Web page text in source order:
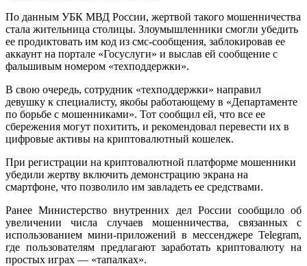
По данным УБК МВД России, жертвой такого мошенничества
стала жительница столицы. Злоумышленники смогли убедить
ее продиктовать им код из смс-сообщения, заблокировав ее
аккаунт на портале «Госуслуги» и выслав ей сообщение с
фальшивым номером «техподдержки».
В свою очередь, сотрудник «техподдержки» направил
девушку к специалисту, якобы работающему в «Департаменте
по борьбе с мошенниками». Тот сообщил ей, что все ее
сбережения могут похитить, и рекомендовал перевести их в
цифровые активы на криптовалютный кошелек.
При регистрации на криптовалютной платформе мошенники
убедили жертву включить демонстрацию экрана на
смартфоне, что позволило им завладеть ее средствами.
Ранее Министерство внутренних дел России сообщило об
увеличении числа случаев мошенничества, связанных с
использованием мини-приложений в мессенджере Telegram,
где пользователям предлагают заработать криптовалюту на
простых играх — «тапалках».